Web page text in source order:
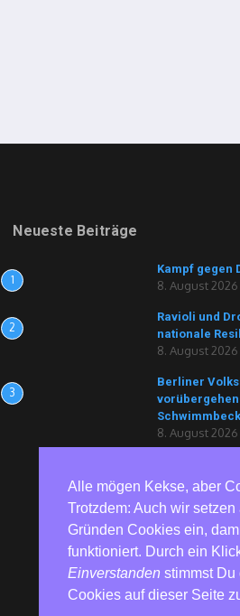
Neueste Beiträge
1
Kampf gegen
8. August 2026
2
Ravioli und
nationale
8. August 2026
3
Berliner
8. August 2026
Alle mögen Kekse, aber
Trotzdem: Auch wir
Gründen Cookies ein,
funktioniert. Durch ein
Einverstanden stimmst Du
Cookies auf dieser Seite